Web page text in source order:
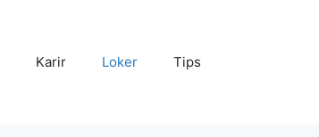
Karir Loker Tips